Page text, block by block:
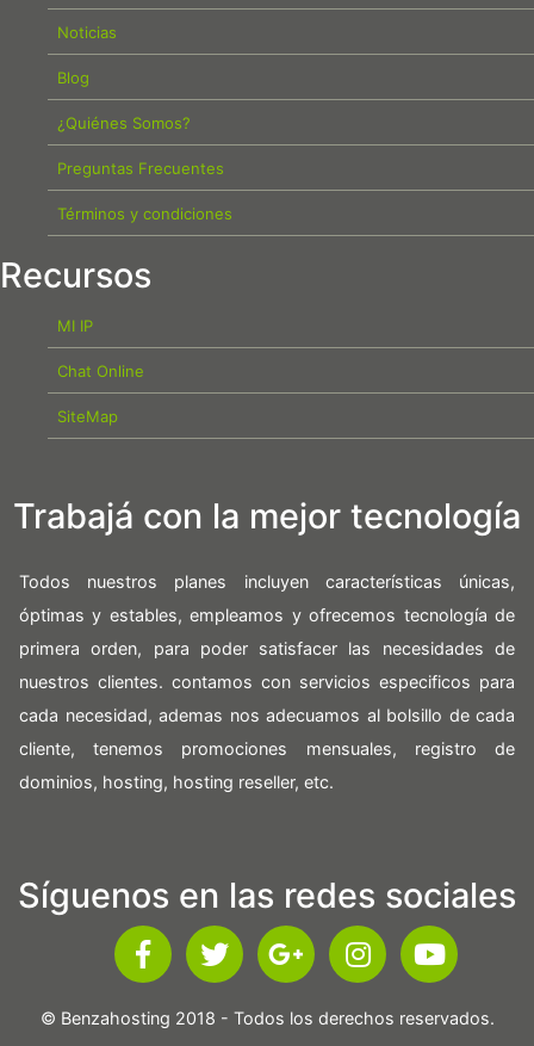
Noticias
Blog
¿Quiénes Somos?
Preguntas Frecuentes
Términos y condiciones
Recursos
MI IP
Chat Online
SiteMap
Trabajá con la mejor tecnología
Todos nuestros planes incluyen características únicas,
óptimas y estables, empleamos y ofrecemos tecnología de
primera orden, para poder satisfacer las necesidades de
nuestros clientes. contamos con servicios especificos para
cada necesidad, ademas nos adecuamos al bolsillo de cada
cliente, tenemos promociones mensuales, registro de
dominios, hosting, hosting reseller, etc.
Síguenos en las redes sociales
© Benzahosting 2018 - Todos los derechos reservados.